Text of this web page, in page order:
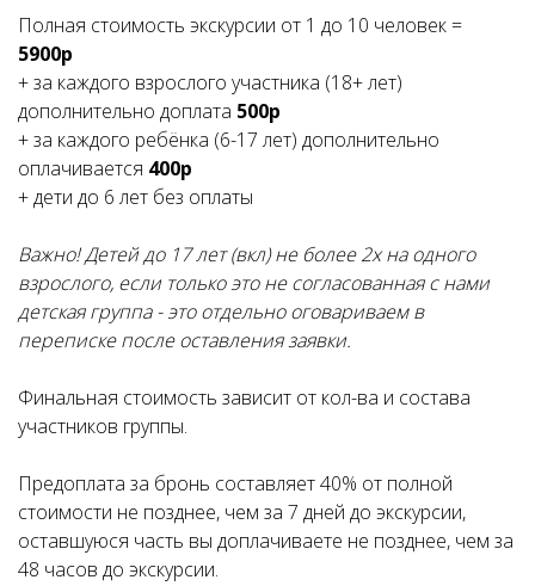
Полная стоимость экскурсии от 1 до 10 человек =
5900р
+ за каждого взрослого участника (18+ лет)
дополнительно доплата 500р
+ за каждого ребёнка (6-17 лет) дополнительно
оплачивается 400р
+ дети до 6 лет без оплаты
Важно! Детей до 17 лет (вкл) не более 2х на одного
взрослого, если только это не согласованная с нами
детская группа - это отдельно оговариваем в
переписке после оставления заявки.
Финальная стоимость зависит от кол-ва и состава
участников группы.
Предоплата за бронь составляет 40% от полной
стоимости не позднее, чем за 7 дней до экскурсии,
оставшуюся часть вы доплачиваете не позднее, чем за
48 часов до экскурсии.